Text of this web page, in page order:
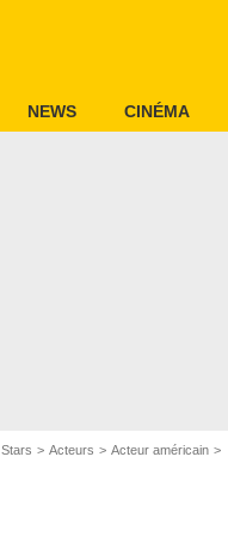
NEWS CINÉMA
Stars Acteurs Acteur américain